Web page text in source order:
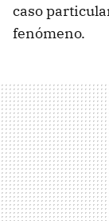
caso
fenómeno.